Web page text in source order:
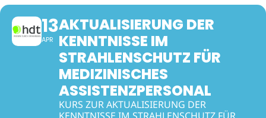
13
APR
AKTUALISIERUNG DER
KENNTNISSE IM
STRAHLENSCHUTZ FÜR
MEDIZINISCHES
ASSISTENZPERSONAL
KURS ZUR AKTUALISIERUNG DER